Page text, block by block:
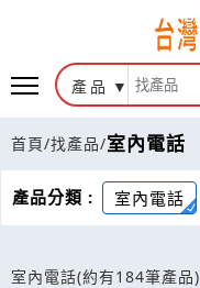
產品
首頁/找產品/室內電話
產品分類 : 室內電話
室內電話(約有184筆產品)